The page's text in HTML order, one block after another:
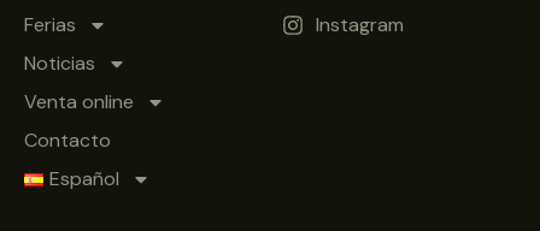
Ferias
Noticias
Venta online
Contacto
Español
Instagram